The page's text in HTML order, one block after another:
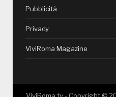
Pubblicità
Privacy
ViviRoma Magazine